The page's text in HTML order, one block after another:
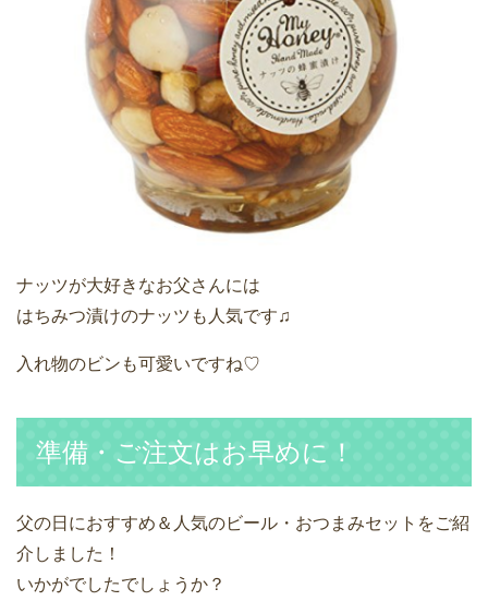
ナッツが大好きなお父さんには
はちみつ漬けのナッツも人気です♫
入れ物のビンも可愛いですね♡
準備・ご注文はお早めに！
父の日におすすめ＆人気のビール・おつまみセットをご紹
介しました！
いかがでしたでしょうか？